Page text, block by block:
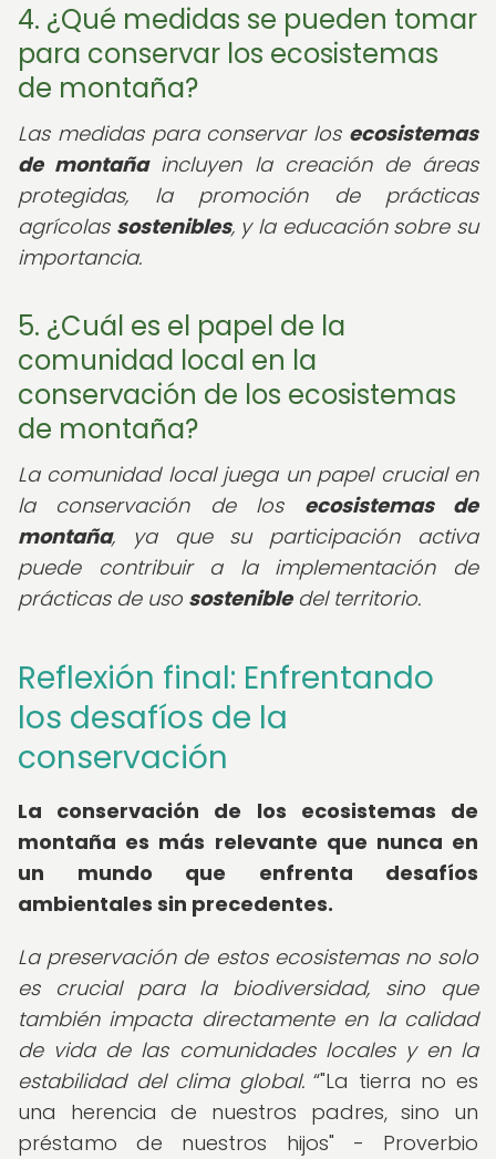
4. ¿Qué medidas se pueden tomar
para conservar los ecosistemas
de montaña?
Las medidas para conservar los ecosistemas
de montañaincluyen la creación de áreas
protegidas, la promoción de prácticas
agrícolas sostenibles, y la educación sobre su
importancia.
5. ¿Cuál es el papel de la
comunidad local en la
conservación de los ecosistemas
de montaña?
La comunidad local juega un papel crucial en
la conservación de los ecosistemas de
montaña, ya que su participación activa
puede contribuir a la implementación de
prácticas de uso sostenibledel territorio.
Reflexión final: Enfrentando
los desafíos de la
conservación
La conservación de los ecosistemas de
montaña es más relevante que nunca en
un mundo que enfrenta desafíos
ambientales sin precedentes.
La preservación de estos ecosistemas no solo
es crucial para la biodiversidad, sino que
también impacta directamente en la calidad
de vida de las comunidades locales y en la
estabilidad del clima global. "La tierra no es
una herencia de nuestros padres, sino un
préstamo de nuestros hijos" - Proverbio